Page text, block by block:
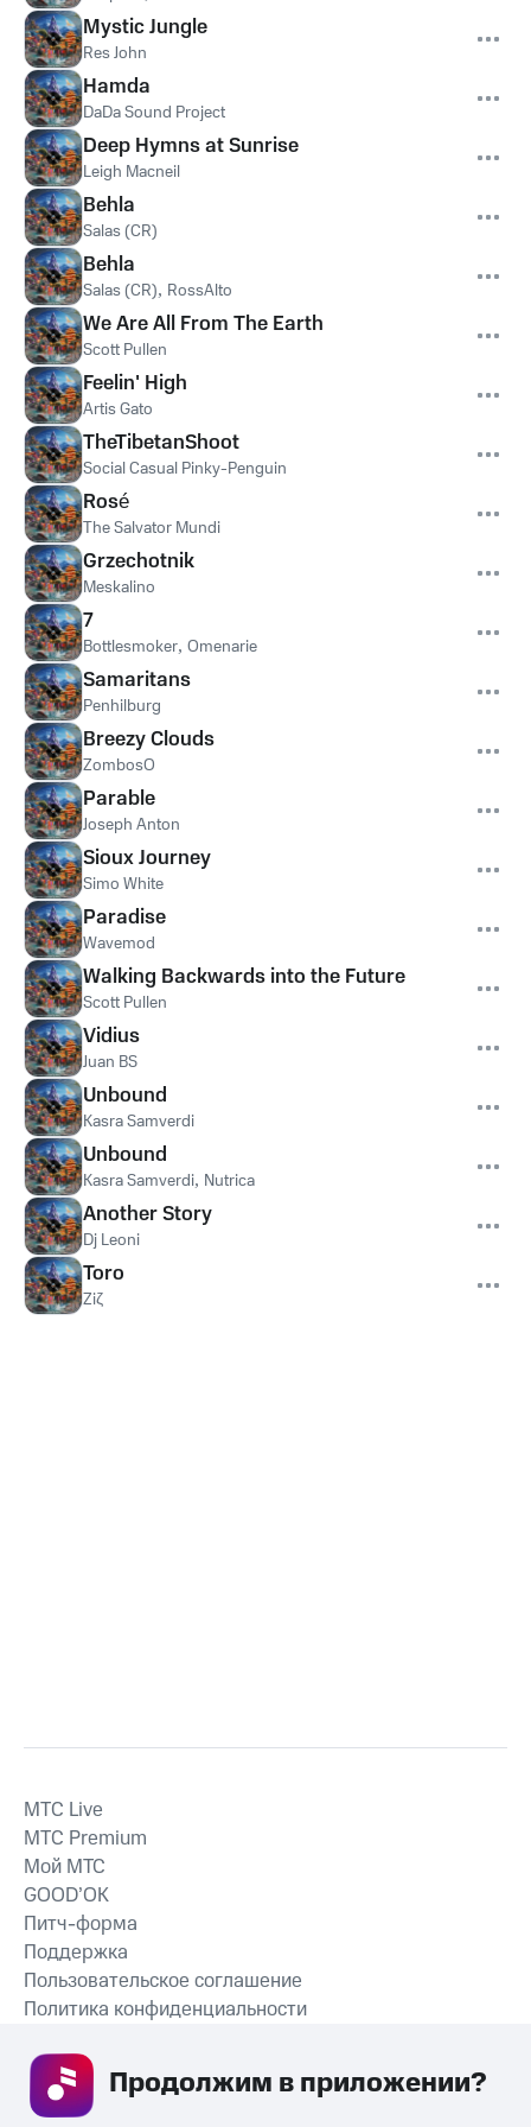
Mystic Jungle
Res John
Hamda
DaDa Sound Project
Deep Hymns at Sunrise
Leigh Macneil
Behla
Salas (CR)
Behla
Salas (CR), RossAlto
We Are All From The Earth
Scott Pullen
Feelin' High
Artis Gato
TheTibetanShoot
Social Casual Pinky-Penguin
Rosé
The Salvator Mundi
Grzechotnik
Meskalino
7
Bottlesmoker, Omenarie
Samaritans
Penhilburg
Breezy Clouds
ZombosO
Parable
Joseph Anton
Sioux Journey
Simo White
Paradise
Wavemod
Walking Backwards into the Future
Scott Pullen
Vidius
Juan BS
Unbound
Kasra Samverdi
Unbound
Kasra Samverdi, Nutrica
Another Story
Dj Leoni
Toro
Ziζ
СКАЧАТЬ ПРИЛОЖЕНИЕ
MTС Live
MTС Premium
Мой МТС
GOOD’OK
Питч-форма
Поддержка
Пользовательское соглашение
Политика конфиденциальности